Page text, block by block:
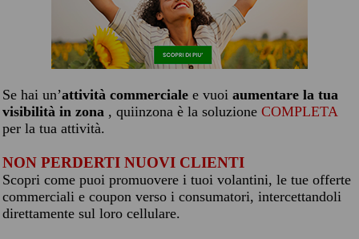
Se hai un’attività commerciale e vuoi aumentare la tua
visibilità in zona , quiinzona è la soluzione COMPLETA
per la tua attività.
NON PERDERTI NUOVI CLIENTI
Scopri come puoi promuovere i tuoi volantini, le tue offerte
commerciali e coupon verso i consumatori, intercettandoli
direttamente sul loro cellulare.